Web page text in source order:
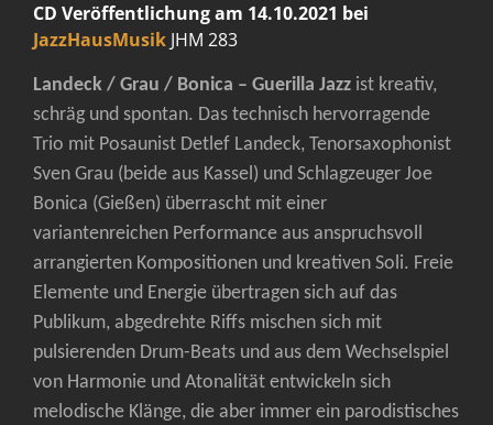
CD Veröffentlichung am 14.10.2021 bei
JazzHausMusik JHM 283
Landeck / Grau / Bonica – Guerilla Jazz ist kreativ,
schräg und spontan. Das technisch hervorragende
Trio mit Posaunist Detlef Landeck, Tenorsaxophonist
Sven Grau (beide aus Kassel) und Schlagzeuger Joe
Bonica (Gießen) überrascht mit einer
variantenreichen Performance aus anspruchsvoll
arrangierten Kompositionen und kreativen Soli. Freie
Elemente und Energie übertragen sich auf das
Publikum, abgedrehte Riffs mischen sich mit
pulsierenden Drum-Beats und aus dem Wechselspiel
von Harmonie und Atonalität entwickeln sich
melodische Klänge, die aber immer ein parodistisches